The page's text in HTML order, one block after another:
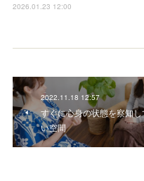
2026.01.23 12:00
2022.11.18 12:57
すぐに心身の状態を察知
い空間